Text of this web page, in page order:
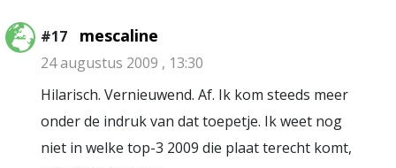
#17 mescaline
24 augustus 2009 , 13:30
Hilarisch. Vernieuwend. Af. Ik kom steeds meer
onder de indruk van dat toepetje. Ik weet nog
niet in welke top-3 2009 die plaat terecht komt,